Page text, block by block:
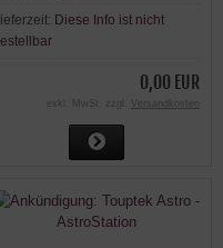
Diese Info ist nicht
0,00 EUR
exkl. MwSt. zzgl. Versandkosten